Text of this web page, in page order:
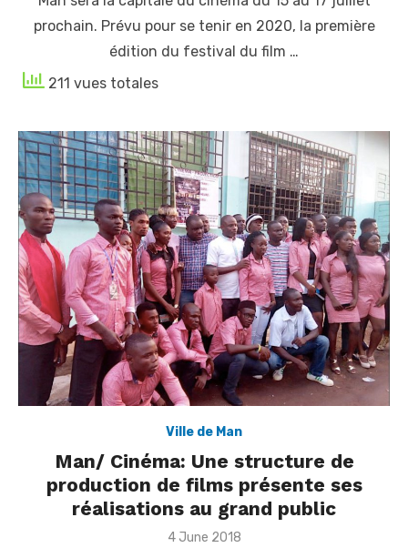
prochain. Prévu pour se tenir en 2020, la première
édition du festival du film …
211 vues totales
Ville de Man
Man/ Cinéma: Une structure de
production de films présente ses
réalisations au grand public
Posted
4 June 2018